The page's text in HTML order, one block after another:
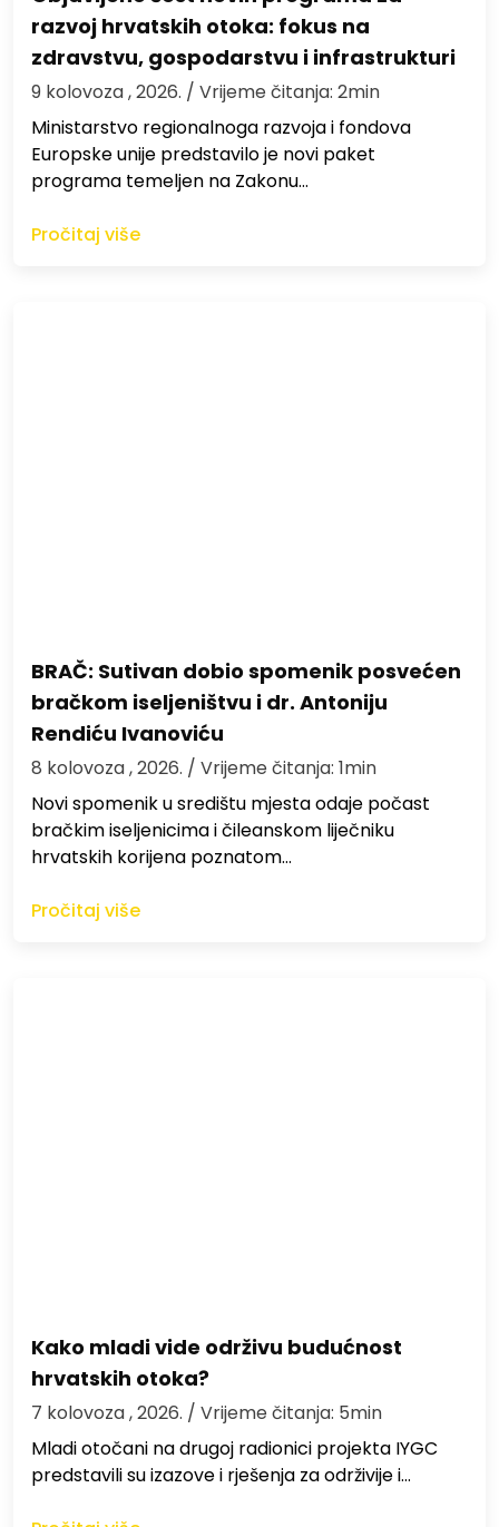
razvoj hrvatskih otoka: fokus na
zdravstvu, gospodarstvu i infrastrukturi
9 kolovoza , 2026. / Vrijeme čitanja: 2min
Ministarstvo regionalnoga razvoja i fondova
Europske unije predstavilo je novi paket
programa temeljen na Zakonu…
Pročitaj više
BRAČ: Sutivan dobio spomenik posvećen
bračkom iseljeništvu i dr. Antoniju
Rendiću Ivanoviću
8 kolovoza , 2026. / Vrijeme čitanja: 1min
Novi spomenik u središtu mjesta odaje počast
bračkim iseljenicima i čileanskom liječniku
hrvatskih korijena poznatom…
Pročitaj više
Kako mladi vide održivu budućnost
hrvatskih otoka?
7 kolovoza , 2026. / Vrijeme čitanja: 5min
Mladi otočani na drugoj radionici projekta IYGC
predstavili su izazove i rješenja za održivije i…